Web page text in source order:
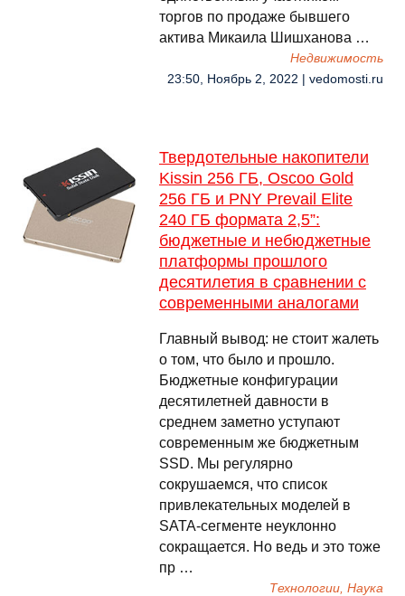
торгов по продаже бывшего
актива Микаила Шишханова …
Недвижимость
23:50, Ноябрь 2, 2022 | vedomosti.ru
Твердотельные накопители
Kissin 256 ГБ, Oscoo Gold
256 ГБ и PNY Prevail Elite
240 ГБ формата 2,5”:
бюджетные и небюджетные
платформы прошлого
десятилетия в сравнении с
современными аналогами
Главный вывод: не стоит жалеть
о том, что было и прошло.
Бюджетные конфигурации
десятилетней давности в
среднем заметно уступают
современным же бюджетным
SSD. Мы регулярно
сокрушаемся, что список
привлекательных моделей в
SATA-сегменте неуклонно
сокращается. Но ведь и это тоже
пр …
Технологии, Наука